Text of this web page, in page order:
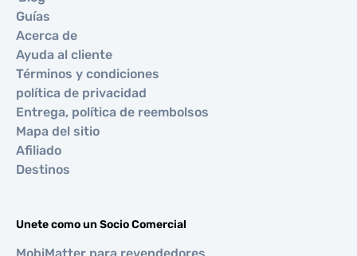
Guías
Acerca de
Ayuda al cliente
Términos y condiciones
política de privacidad
Entrega, política de reembolsos
Mapa del sitio
Afiliado
Destinos
Unete como un Socio Comercial